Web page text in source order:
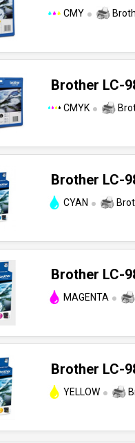
CMY
Brother LC-
CMYK
Brother LC-
CYAN
Brother LC-
MAGENTA
Brother LC-
YELLOW